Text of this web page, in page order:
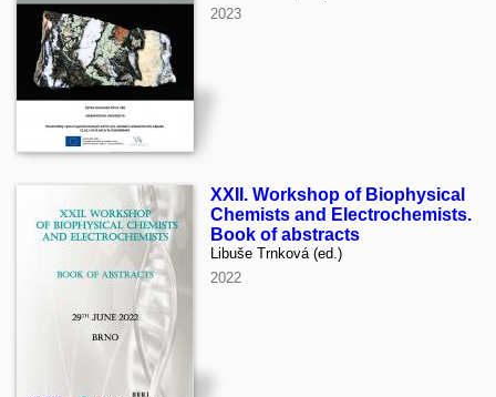
2023
XXII. Workshop of Biophysical
Chemists and Electrochemists.
Book of abstracts
Libuše Trnková (ed.)
2022